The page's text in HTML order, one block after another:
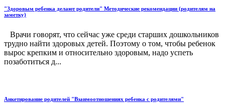
"Здоровым ребенка делают родители" Методические рекомендации (родителям на
заметку)
Врачи говорят, что сейчас уже среди старших дошкольников
трудно найти здоровых детей. Поэтому о том, чтобы ребенок
вырос крепким и относительно здоровым, надо успеть
позаботиться д...
Анкетирование родителей "Взаимоотношениях ребенка с родителями"